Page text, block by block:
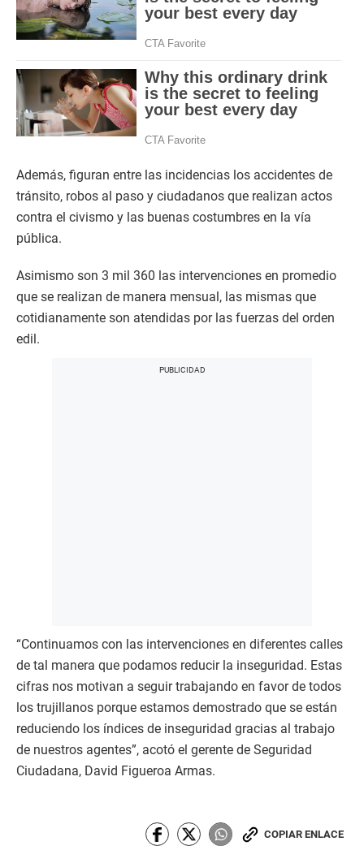
Además, figuran entre las incidencias los accidentes de
tránsito, robos al paso y ciudadanos que realizan actos
contra el civismo y las buenas costumbres en la vía
pública.
Asimismo son 3 mil 360 las intervenciones en promedio
que se realizan de manera mensual, las mismas que
cotidianamente son atendidas por las fuerzas del orden
edil.
“Continuamos con las intervenciones en diferentes calles
de tal manera que podamos reducir la inseguridad. Estas
cifras nos motivan a seguir trabajando en favor de todos
los trujillanos porque estamos demostrado que se están
reduciendo los índices de inseguridad gracias al trabajo
de nuestros agentes”, acotó el gerente de Seguridad
Ciudadana, David Figueroa Armas.
COPIAR ENLACE